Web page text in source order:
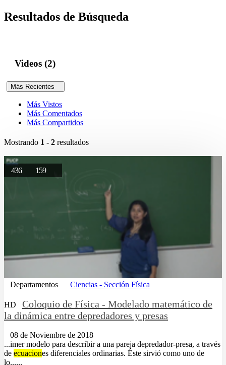
Resultados de Búsqueda
Videos (2)
Más Recientes
Más Vistos
Más Comentados
Más Compartidos
Mostrando 1 - 2 resultados
436 159
Departamentos Ciencias - Sección Física
HD
Coloquio de Física - Modelado matemático de
la dinámica entre depredadores y presas
08 de Noviembre de 2018
...imer modelo para describir a una pareja depredador-presa, a través
de ecuaciones diferenciales ordinarias. Éste sirvió como uno de
lo......